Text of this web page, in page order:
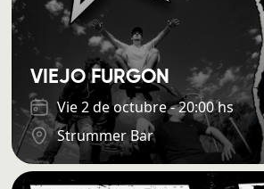
VIEJO FURGON
Vie 2 de octubre - 20:00 hs
Strummer Bar